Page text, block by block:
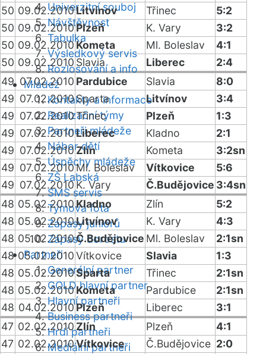
Univerzitní souboj
Návštěvnost
Tabulka
Výsledkový servis
Rozlosování a info
Mládež
Kontakty a informace
Realizační týmy
Partneři mládeže
Nábor dětí
Úspěchy mládeže
ZŠ Labská
SMS servis
Týmová fota
Zápasy juniorů
Zápasy dorostu
Partneři
Generální partner
GOLD hlavní partner
Hlavní partneři
Business partneři
Hrdí partneři
Mediální partneři
50 09.02.2010Litvínov Třinec
5:2
50 09.02.2010Plzeň K. Vary
3:2
50 09.02.2010 Kometa Ml. Boleslav
4:1
50 09.02.2010 Slavia Liberec
2:4
49 07.02.2010 Pardubice Slavia
8:0
49 07.02.2010Sparta Litvínov
3:4
49 07.02.2010Třinec Plzeň
1:3
49 07.02.2010Liberec Kladno
2:1
49 07.02.2010 Zlín Kometa
3:2sn
49 07.02.2010Ml. Boleslav Vítkovice
5:6
49 07.02.2010K. Vary Č.Budějovice 3:4sn
48 05.02.2010Kladno Zlín
5:2
48 05.02.2010Litvínov K. Vary
4:3
48 05.02.2010Č.Budějovice Ml. Boleslav
2:1sn
48 05.02.2010Vítkovice Slavia
1:3
48 05.02.2010Sparta Třinec
2:1sn
48 05.02.2010Kometa Pardubice
2:1sn
48 04.02.2010Plzeň Liberec
3:1
47 02.02.2010 Zlín Plzeň
4:1
47 02.02.2010Vítkovice Č.Budějovice 2:0